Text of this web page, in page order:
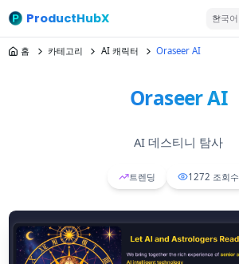
ProductHubX 한국어
홈 카테고리 AI 캐릭터 Oraseer AI
Oraseer AI
AI 데스티니 탐사
트렌딩 1272 조회수